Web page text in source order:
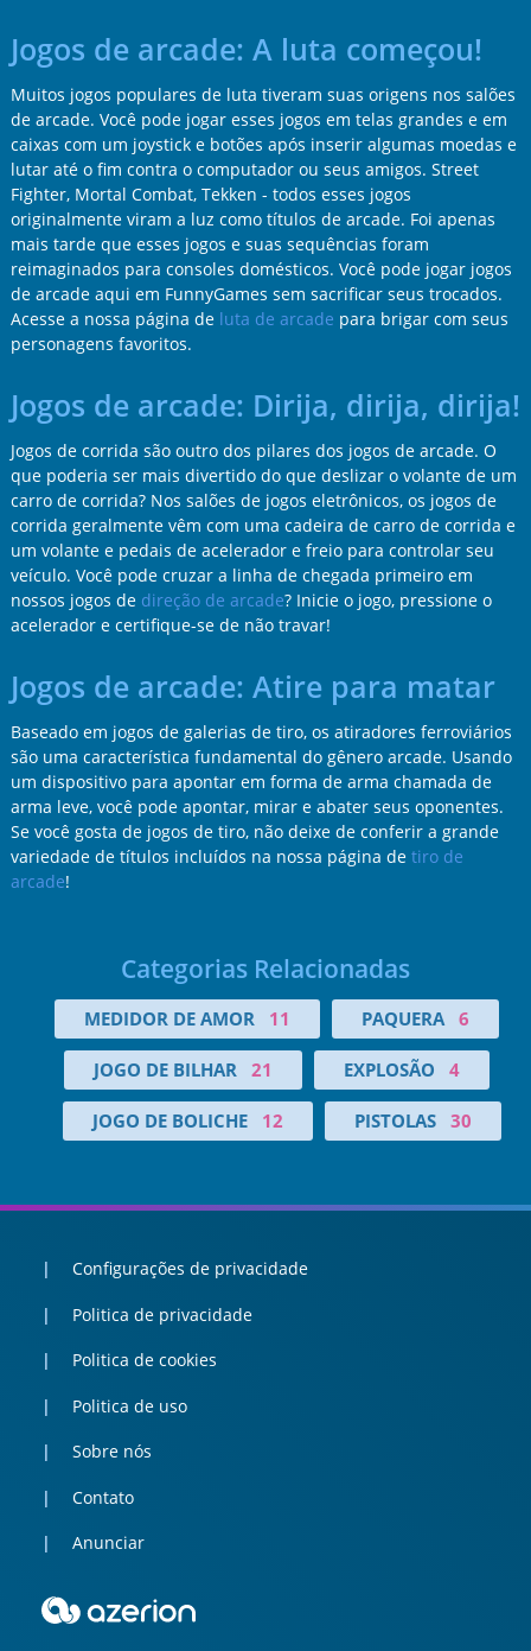
Jogos de arcade: A luta começou!
Muitos jogos populares de luta tiveram suas origens nos salões
de arcade. Você pode jogar esses jogos em telas grandes e em
caixas com um joystick e botões após inserir algumas moedas e
lutar até o fim contra o computador ou seus amigos. Street
Fighter, Mortal Combat, Tekken - todos esses jogos
originalmente viram a luz como títulos de arcade. Foi apenas
mais tarde que esses jogos e suas sequências foram
reimaginados para consoles domésticos. Você pode jogar jogos
de arcade aqui em FunnyGames sem sacrificar seus trocados.
Acesse a nossa página de luta de arcade para brigar com seus
personagens favoritos.
Jogos de arcade: Dirija, dirija, dirija!
Jogos de corrida são outro dos pilares dos jogos de arcade. O
que poderia ser mais divertido do que deslizar o volante de um
carro de corrida? Nos salões de jogos eletrônicos, os jogos de
corrida geralmente vêm com uma cadeira de carro de corrida e
um volante e pedais de acelerador e freio para controlar seu
veículo. Você pode cruzar a linha de chegada primeiro em
nossos jogos de direção de arcade? Inicie o jogo, pressione o
acelerador e certifique-se de não travar!
Jogos de arcade: Atire para matar
Baseado em jogos de galerias de tiro, os atiradores ferroviários
são uma característica fundamental do gênero arcade. Usando
um dispositivo para apontar em forma de arma chamada de
arma leve, você pode apontar, mirar e abater seus oponentes.
Se você gosta de jogos de tiro, não deixe de conferir a grande
variedade de títulos incluídos na nossa página de tiro de
arcade!
Categorias Relacionadas
MEDIDOR DE AMOR 11 PAQUERA 6
JOGO DE BILHAR 21 EXPLOSÃO 4
JOGO DE BOLICHE 12 PISTOLAS 30
Configurações de privacidade
Politica de privacidade
Politica de cookies
Politica de uso
Sobre nós
Contato
Anunciar